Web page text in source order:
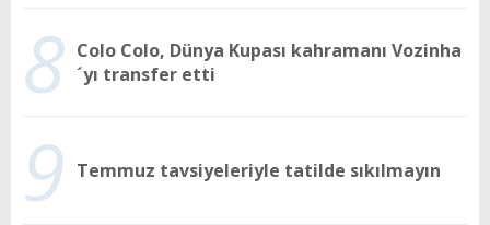
8 Colo Colo, Dünya Kupası kahramanı Vozinha
´yı transfer etti
9 Temmuz tavsiyeleriyle tatilde sıkılmayın